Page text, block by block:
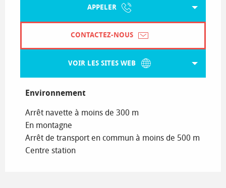
APPELER
CONTACTEZ-NOUS
VOIR LES SITES WEB
Environnement
Environnement
Arrêt navette à moins de 300 m
En montagne
Arrêt de transport en commun à moins de 500 m
Centre station